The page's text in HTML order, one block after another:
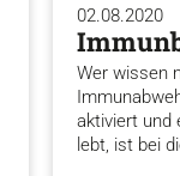
02.08.2020
Wer wissen
aktiviert und
lebt, ist bei